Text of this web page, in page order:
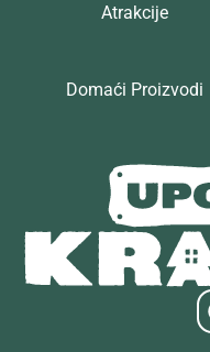
Atrakcije
Domaći Proizvodi